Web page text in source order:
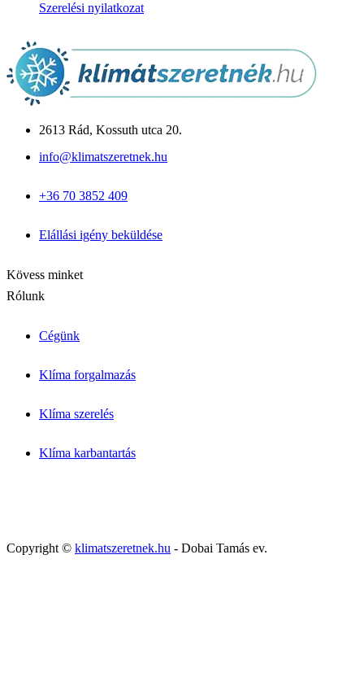
Hőszivattyú
Monoblokkos
Split rendszerű
Csomagajánlatok
Panasonic Aquarea
Midea M-Thermal
Fujitsu Waterstage
Csendes hálószoba klíma
Blog cikkek
Szerelési nyilatkozat
2613 Rád, Kossuth utca 20.
info@klimatszeretnek.hu
+36 70 3852 409
Elállási igény beküldése
Kövess minket
Rólunk
Cégünk
Klíma forgalmazás
Klíma szerelés
Klíma karbantartás
Copyright © klimatszeretnek.hu - Dobai Tamás ev.